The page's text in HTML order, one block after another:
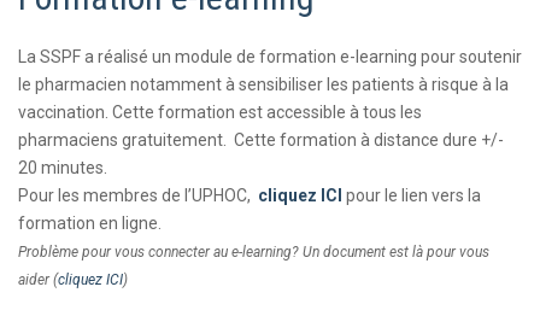
La SSPF a réalisé un module de formation e-learning pour soutenir
le pharmacien notamment à sensibiliser les patients à risque à la
vaccination. Cette formation est accessible à tous les
pharmaciens gratuitement. Cette formation à distance dure +/-
20 minutes.
Pour les membres de l’UPHOC, cliquez ICI pour le lien vers la
formation en ligne.
Problème pour vous connecter au e-learning? Un document est là pour vous
aider (cliquez ICI)